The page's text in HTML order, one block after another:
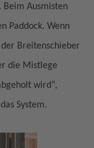
Beim Ausmisten
Paddock. Wenn
Breitenschieber
die Mistlege
wird“,
System.